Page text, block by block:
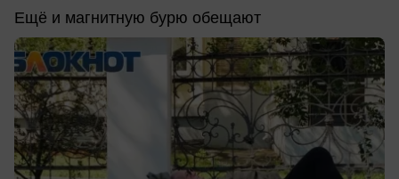
Ещё и магнитную бурю обещают